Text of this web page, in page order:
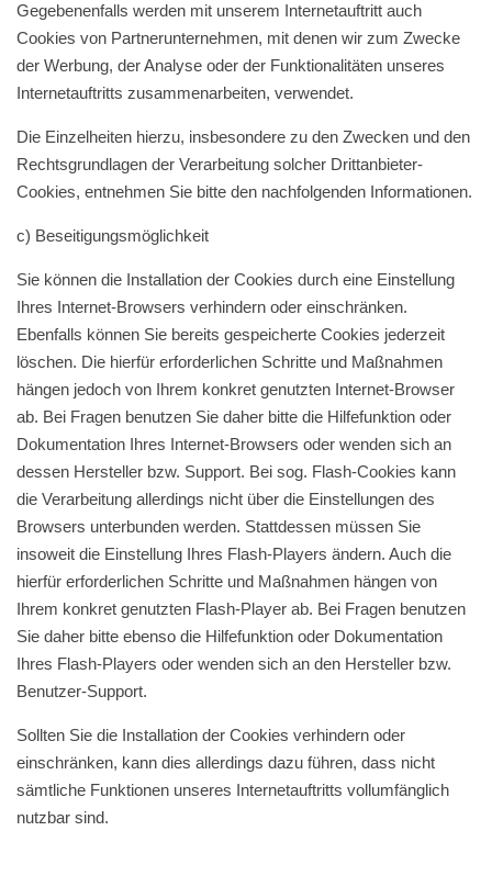
Gegebenenfalls werden mit unserem Internetauftritt auch
Cookies von Partnerunternehmen, mit denen wir zum Zwecke
der Werbung, der Analyse oder der Funktionalitäten unseres
Internetauftritts zusammenarbeiten, verwendet.
Die Einzelheiten hierzu, insbesondere zu den Zwecken und den
Rechtsgrundlagen der Verarbeitung solcher Drittanbieter-
Cookies, entnehmen Sie bitte den nachfolgenden Informationen.
c) Beseitigungsmöglichkeit
Sie können die Installation der Cookies durch eine Einstellung
Ihres Internet-Browsers verhindern oder einschränken.
Ebenfalls können Sie bereits gespeicherte Cookies jederzeit
löschen. Die hierfür erforderlichen Schritte und Maßnahmen
hängen jedoch von Ihrem konkret genutzten Internet-Browser
ab. Bei Fragen benutzen Sie daher bitte die Hilfefunktion oder
Dokumentation Ihres Internet-Browsers oder wenden sich an
dessen Hersteller bzw. Support. Bei sog. Flash-Cookies kann
die Verarbeitung allerdings nicht über die Einstellungen des
Browsers unterbunden werden. Stattdessen müssen Sie
insoweit die Einstellung Ihres Flash-Players ändern. Auch die
hierfür erforderlichen Schritte und Maßnahmen hängen von
Ihrem konkret genutzten Flash-Player ab. Bei Fragen benutzen
Sie daher bitte ebenso die Hilfefunktion oder Dokumentation
Ihres Flash-Players oder wenden sich an den Hersteller bzw.
Benutzer-Support.
Sollten Sie die Installation der Cookies verhindern oder
einschränken, kann dies allerdings dazu führen, dass nicht
sämtliche Funktionen unseres Internetauftritts vollumfänglich
nutzbar sind.